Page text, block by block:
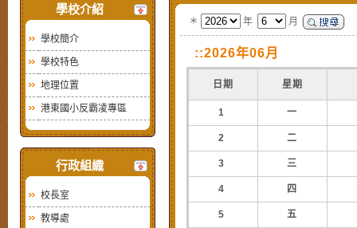
學校介紹
學校簡介
學校特色
地理位置
港東國小反霸凌專區
行政組織
校長室
教導處
＊ 年 月
::2026年06月
日期 星期
1 一
2 二
3 三
4 四
5 五